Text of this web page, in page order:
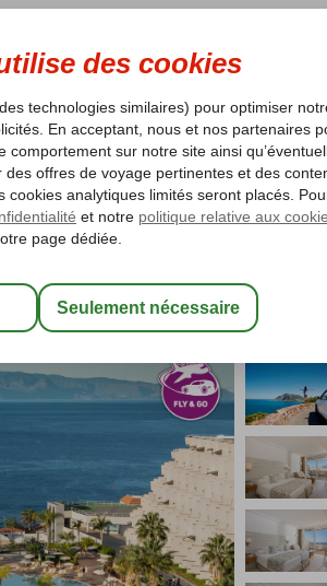
LAST MINUTES SOLEIL D'HIVER
Garantie du prix le plus bas*
Playa La Arena